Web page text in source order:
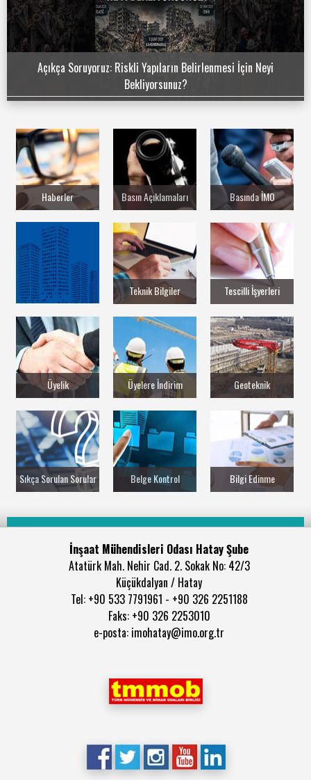
Açıkça Soruyoruz: Riskli Yapıların Belirlenmesi İçin Neyi
Bekliyorsunuz?
Haberler Basın Açıklamaları Basında İMO
Teknik Bilgiler Tescilli İşyerleri
Üyelik Üyelere İndirim Geoteknik
Sıkça Sorulan Sorular Belge Kontrol Bilgi Edinme
İnşaat Mühendisleri Odası Hatay Şube
Atatürk Mah. Nehir Cad. 2. Sokak No: 42/3
Küçükdalyan / Hatay
Tel: +90 533 7791961 - +90 326 2251188
Faks: +90 326 2253010
e-posta: imohatay@imo.org.tr